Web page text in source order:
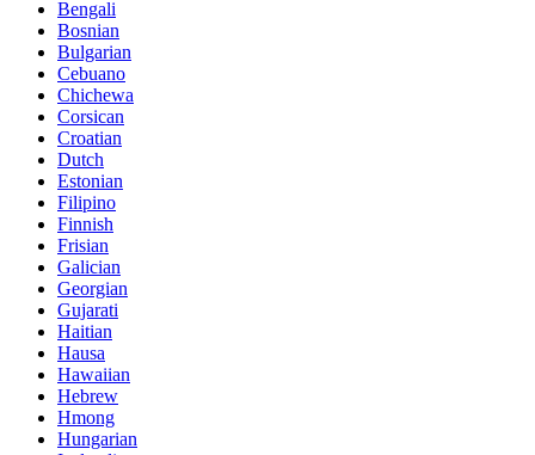
Bengali
Bosnian
Bulgarian
Cebuano
Chichewa
Corsican
Croatian
Dutch
Estonian
Filipino
Finnish
Frisian
Galician
Georgian
Gujarati
Haitian
Hausa
Hawaiian
Hebrew
Hmong
Hungarian